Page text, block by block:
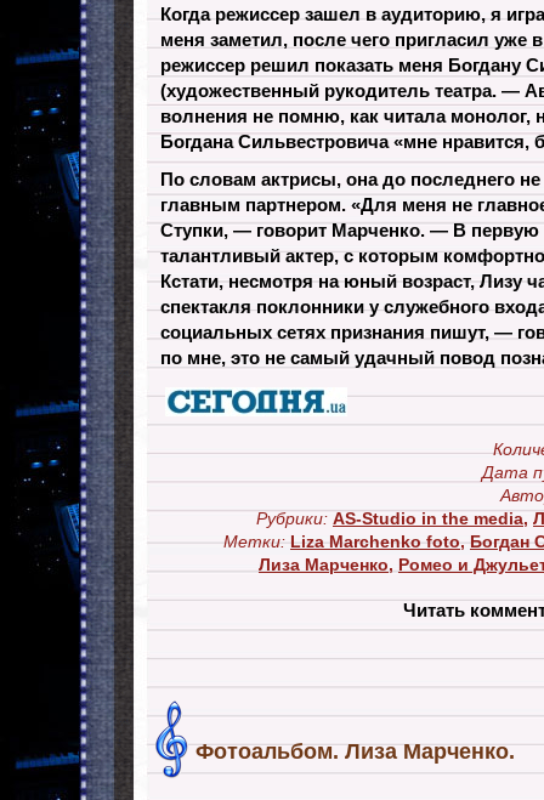
Когда режиссер зашел в аудиторию, я
меня заметил, после чего пригласил уже
режиссер решил показать меня Богдану
(художественный рукодитель театра. —
волнения не помню, как читала монолог,
Богдана Сильвестровича «мне нравится,
По словам актрисы, она до последнего не
главным партнером. «Для меня не
Ступки, — говорит Марченко. — В
талантливый актер, с которым
Кстати, несмотря на юный возраст, Лизу
спектакля поклонники у служебного
социальных сетях признания пишут, —
по мне, это не самый удачный повод
Дата
Рубрики: AS-Studio in the media,
Метки: Liza Marchenko foto,Богдан
Лиза Марченко, Ромео и
Читать
Фотоальбом. Лиза Марченко.